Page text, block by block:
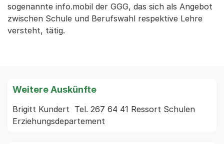
sogenannte info.mobil der GGG, das sich als Angebot
zwischen Schule und Berufswahl respektive Lehre
versteht, tätig.
Weitere Auskünfte
Brigitt Kundert  Tel. 267 64 41 Ressort Schulen